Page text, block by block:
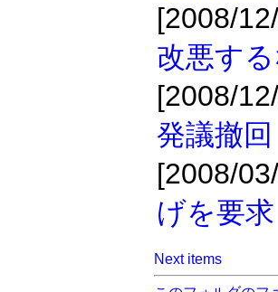
[2008/
改悪する
[2008/
発議撤回
[2008/
げを要求
Next items